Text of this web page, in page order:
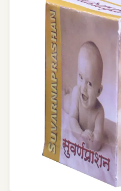
આયુર્વેદિક
પ્રતિરક્ષા
આયુર્વેદિક
આરોગ્યપ્રદ